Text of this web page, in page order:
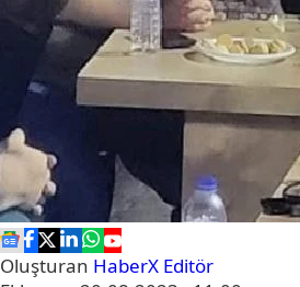
Oluşturan HaberX Editör